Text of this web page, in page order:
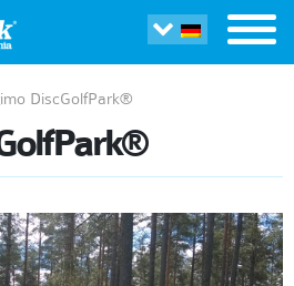
DiscGolfPark®